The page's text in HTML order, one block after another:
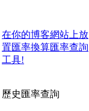
在你的博客網站上放
置匯率換算匯率查詢
工具!
歷史匯率查詢